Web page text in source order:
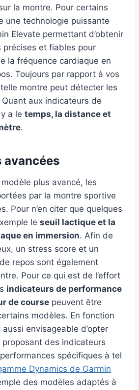
la montre. Pour certains
une technologie puissante
Elevate permettant d’obtenir
précises et fiables pour
la fréquence cardiaque en
Toujours par rapport à vos
montre peut détecter les
aux indicateurs de
a le temps, la distance et
.
avancées
modèle plus avancé, les
par la montre sportive
Pour n’en citer que quelques
le seuil lactique et la
en immersion. Afin de
un stress score et un
repos sont également
Pour ce qui est de l’effort
indicateurs de performance
de course peuvent être
modèles. En fonction
envisageable d’opter
des indicateurs
spécifiques à tel
Dynamics de Garmin
des modèles adaptés à